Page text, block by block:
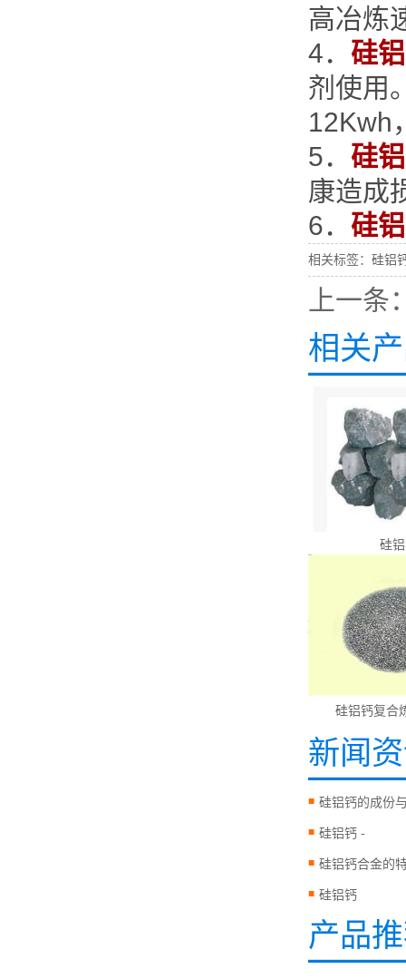
高冶炼
4． 硅
剂使用
12Kwh
5． 硅
康造成
6． 硅
相关标签： 硅铝
上一条
相关
硅
硅铝钙复合
新闻
硅铝钙的成份
硅铝钙 -
硅铝钙合金的
硅铝钙
产品